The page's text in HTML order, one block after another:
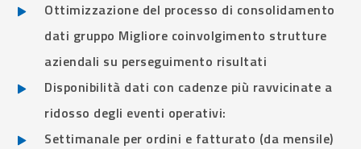
Ottimizzazione del processo di consolidamento
dati gruppo Migliore coinvolgimento strutture
aziendali su perseguimento risultati
Disponibilità dati con cadenze più ravvicinate a
ridosso degli eventi operativi:
Settimanale per ordini e fatturato (da mensile)